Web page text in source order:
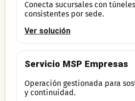
Conecta sucursales con
consistentes por sede.
Ver solución
Servicio MSP Empresas
Operación gestionada para
y continuidad.